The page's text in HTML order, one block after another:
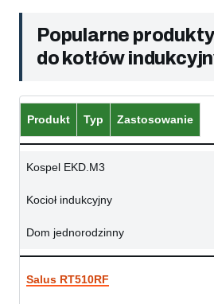
Popularne
do kotłów
Produkt Typ Zastosowanie
Kospel EKD.M3
Kocioł indukcyjny
Dom jednorodzinny
Salus RT510RF